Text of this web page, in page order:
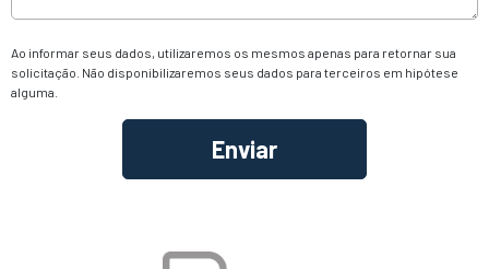
Ao informar seus dados, utilizaremos os mesmos apenas para retornar sua
solicitação. Não disponibilizaremos seus dados para terceiros em hipótese
alguma.